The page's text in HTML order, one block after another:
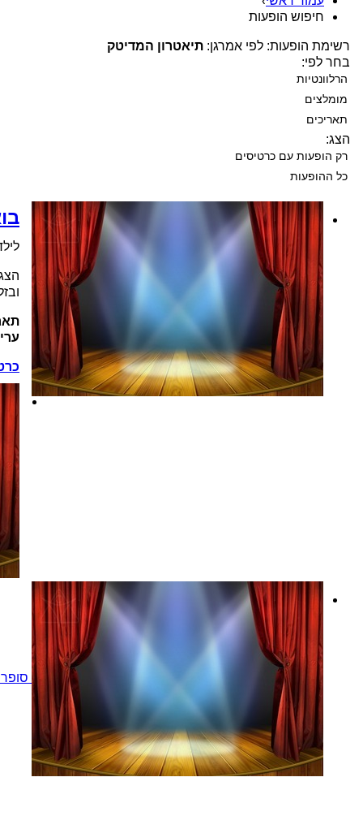
חיפוש הופעות
רשימת הופעות: לפי אמרגן: תיאטרון המדיטק
בחר לפי:
הרלוונטיות
מומלצים
תאריכים
הצג:
רק הופעות עם כרטיסים
כל ההופעות